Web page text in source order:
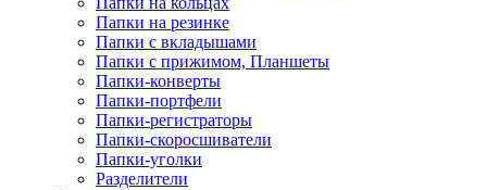
Папки на резинке
Папки с вкладышами
Папки с прижимом, Планшеты
Папки-конверты
Папки-портфели
Папки-регистраторы
Папки-скоросшиватели
Папки-уголки
Разделители